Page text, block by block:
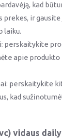
kad
prekes, ir
laiku.
perskaitykite
apie produkto
perskaitykite
kad
vidaus